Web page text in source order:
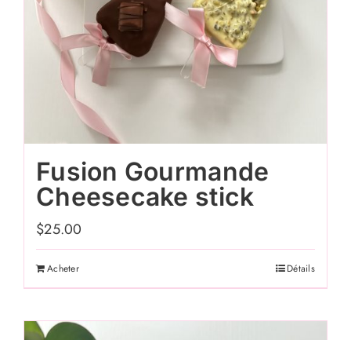
produit
Fusion Gourmande
Cheesecake stick
$25.00
Acheter Détails